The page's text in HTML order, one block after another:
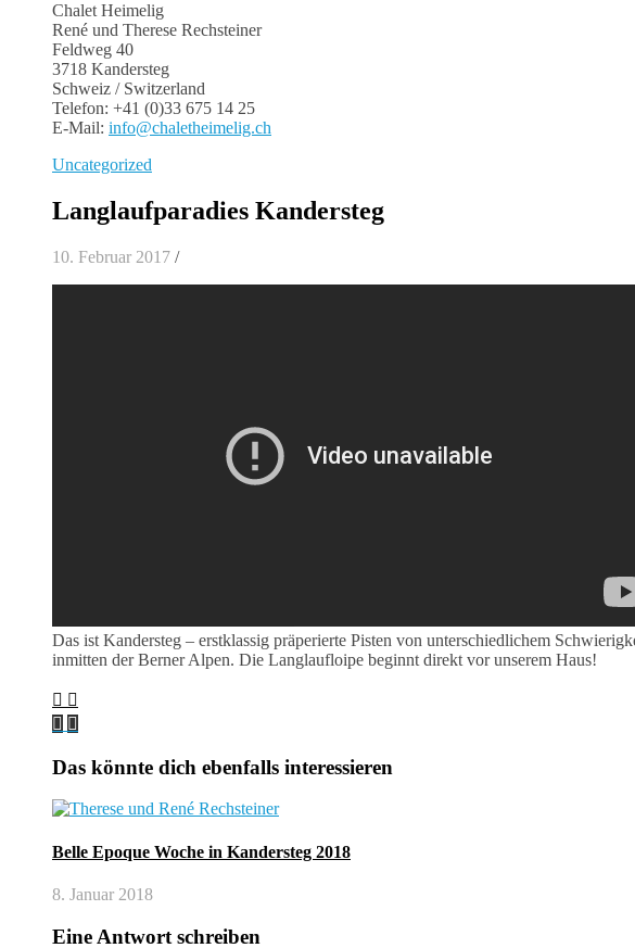
Chalet Heimelig
René und Therese Rechsteiner
Feldweg 40
3718 Kandersteg
Schweiz / Switzerland
Telefon: +41 (0)33 675 14 25
E-Mail: info@chaletheimelig.ch
Uncategorized
Langlaufparadies Kandersteg
10. Februar 2017 /
Das ist Kandersteg – erstklassig präperierte Pisten von unterschiedlichem
inmitten der Berner Alpen. Die Langlaufloipe beginnt direkt vor unserem Haus!
Das könnte dich ebenfalls interessieren
Belle Epoque Woche in Kandersteg 2018
8. Januar 2018
Eine Antwort schreiben